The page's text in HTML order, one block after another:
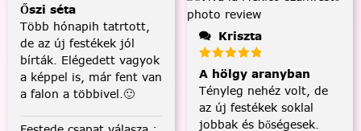
Őszi séta
Több hónapih tatrtott,
de az új festékek jól
bírták. Elégedett vagyok
a képpel is, már fent van
a falon a többivel.🙂
Kriszta
A hölgy aranyban
Tényleg nehéz volt, de
az új festékek soklal
jobbak és bőségesek.